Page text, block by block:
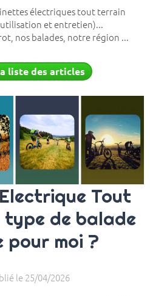
électriques tout terrain
et entretien)...
nos balades, notre région ...
liste des articles
Tout
type de balade
moi ?
le 25/04/2026